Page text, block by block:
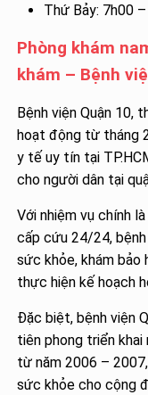
Thứ Bảy: 7h00
Phòng khám
khám – Bệnh
Bệnh viện Quận 10,
hoạt động từ tháng
y tế uy tín tại
cho người dân tại
Với nhiệm vụ chính
cấp cứu 24/24,
sức khỏe, khám bảo
thực hiện kế hoạch
Đặc biệt, bệnh viện
tiên phong triển khai
từ năm 2006 –
sức khỏe cho cộng